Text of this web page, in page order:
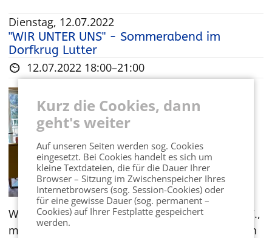
Dienstag, 12.07.2022
"WIR UNTER UNS" - Sommerabend im
Dorfkrug Lutter
12.07.2022 18:00–21:00
Wir, die Mitglieder des Marketing Clubs Harz e.V.,
machen gemeinsam mit unseren Partnern einen
Kurz die Cookies, dann
geht's weiter
Auf unseren Seiten werden sog. Cookies
eingesetzt. Bei Cookies handelt es sich um
kleine Textdateien, die für die Dauer Ihrer
Browser – Sitzung im Zwischenspeicher Ihres
Internetbrowsers (sog. Session-Cookies) oder
für eine gewisse Dauer (sog. permanent –
Cookies) auf Ihrer Festplatte gespeichert
werden.